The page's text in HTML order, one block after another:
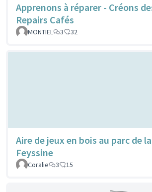
Apprenons à réparer - Créons
Repairs Cafés
MONTIEL 3 32
Aire de jeux en bois au parc de la
Feyssine
Coralie 3 15